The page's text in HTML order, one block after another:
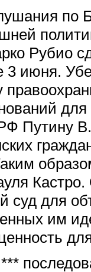
по
Рубио
3 июня.
Путину
суд для
им